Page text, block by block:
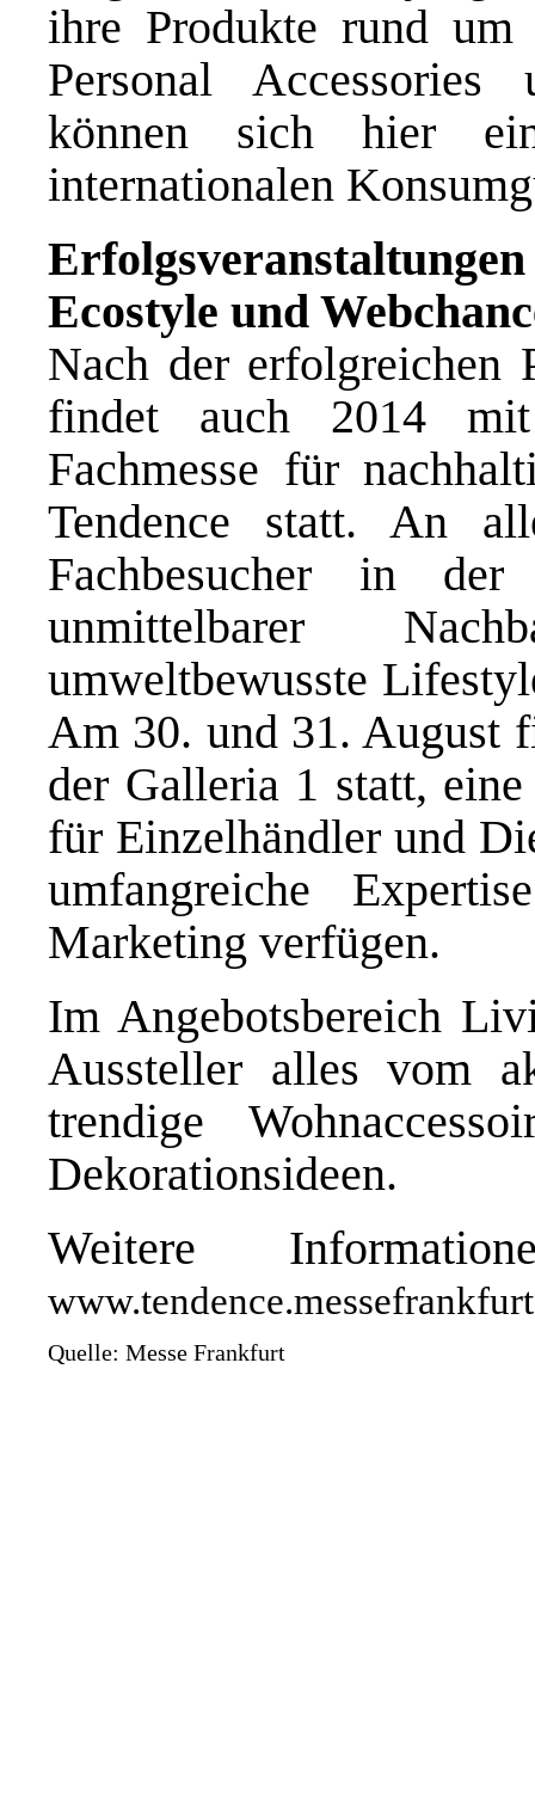
ihre Produkte rund
Personal
können sich hier
internationalen
Ecostyle und
Nach der erfolgreichen
findet auch 2014
Fachmesse für
Tendence statt. An
Fachbesucher in
unmittelbarer
umweltbewusste
Am 30. und 31. August
der Galleria 1 statt,
für Einzelhändler und
umfangreiche
Marketing verfügen.
Im Angebotsbereich
Aussteller alles vom
trendige
Dekorationsideen.
Weitere
Quelle: Messe Frankfurt